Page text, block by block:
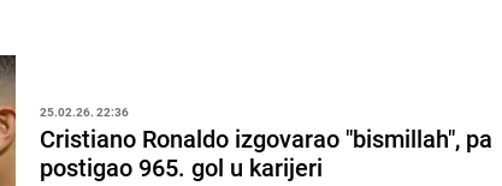
25.02.26. 22:36
Cristiano Ronaldo izgovarao "bismillah", pa
postigao 965. gol u karijeri